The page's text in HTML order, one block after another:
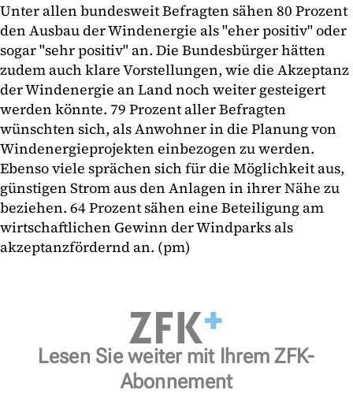
Unter allen bundesweit Befragten sähen 80 Prozent
den Ausbau der Windenergie als "eher positiv" oder
sogar "sehr positiv" an. Die Bundesbürger hätten
zudem auch klare Vorstellungen, wie die Akzeptanz
der Windenergie an Land noch weiter gesteigert
werden könnte. 79 Prozent aller Befragten
wünschten sich, als Anwohner in die Planung von
Windenergieprojekten einbezogen zu werden.
Ebenso viele sprächen sich für die Möglichkeit aus,
günstigen Strom aus den Anlagen in ihrer Nähe zu
beziehen. 64 Prozent sähen eine Beteiligung am
wirtschaftlichen Gewinn der Windparks als
akzeptanzfördernd an. (pm)
Lesen Sie weiter mit Ihrem ZFK-
Abonnement